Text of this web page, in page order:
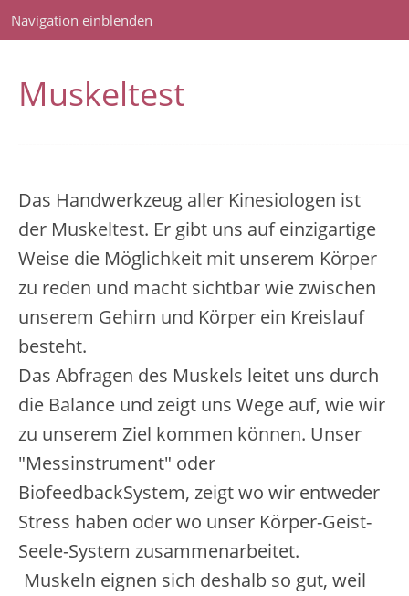
Navigation einblenden
Muskeltest
Das Handwerkzeug aller Kinesiologen ist
der Muskeltest. Er gibt uns auf einzigartige
Weise die Möglichkeit mit unserem Körper
zu reden und macht sichtbar wie zwischen
unserem Gehirn und Körper ein Kreislauf
besteht.
Das Abfragen des Muskels leitet uns durch
die Balance und zeigt uns Wege auf, wie wir
zu unserem Ziel kommen können. Unser
"Messinstrument" oder
BiofeedbackSystem, zeigt wo wir entweder
Stress haben oder wo unser Körper-Geist-
Seele-System zusammenarbeitet.
Muskeln eignen sich deshalb so gut, weil